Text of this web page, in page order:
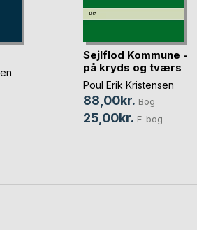
Sejlflod Kommune -
på kryds og tværs
Poul Erik Kristensen
88,00kr. Bog
25,00kr. E-bog